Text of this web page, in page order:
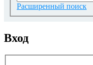
Расширенный поиск
Вход